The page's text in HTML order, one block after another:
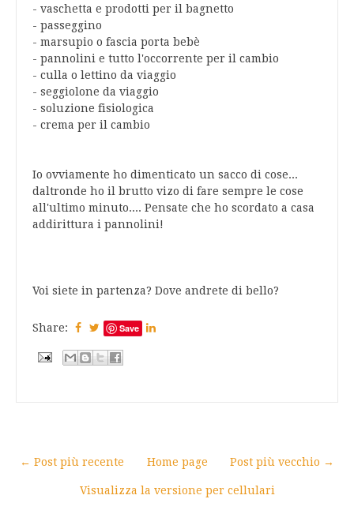
- vaschetta e prodotti per il bagnetto
- passeggino
- marsupio o fascia porta bebè
- pannolini e tutto l'occorrente per il cambio
- culla o lettino da viaggio
- seggiolone da viaggio
- soluzione fisiologica
- crema per il cambio
Io ovviamente ho dimenticato un sacco di cose...
daltronde ho il brutto vizo di fare sempre le cose
all'ultimo minuto.... Pensate che ho scordato a casa
addirittura i pannolini!
Voi siete in partenza? Dove andrete di bello?
Share: Save
← Post più recente Post più vecchio →
Home page
Visualizza la versione per cellulari